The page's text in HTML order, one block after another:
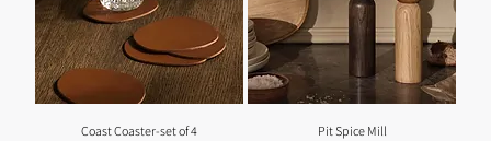
Pit Spice Mill
Coast Coaster-set of 4